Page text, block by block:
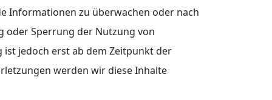
Informationen zu überwachen oder nach
oder Sperrung der Nutzung von
jedoch erst ab dem Zeitpunkt der
werden wir diese Inhalte